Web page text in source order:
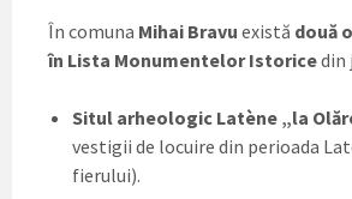
În comuna Mihai Bravu există două
în Lista Monumentelor Istoricedin
Situl arheologic Latène „la
vestigii de locuire din perioada
fierului).